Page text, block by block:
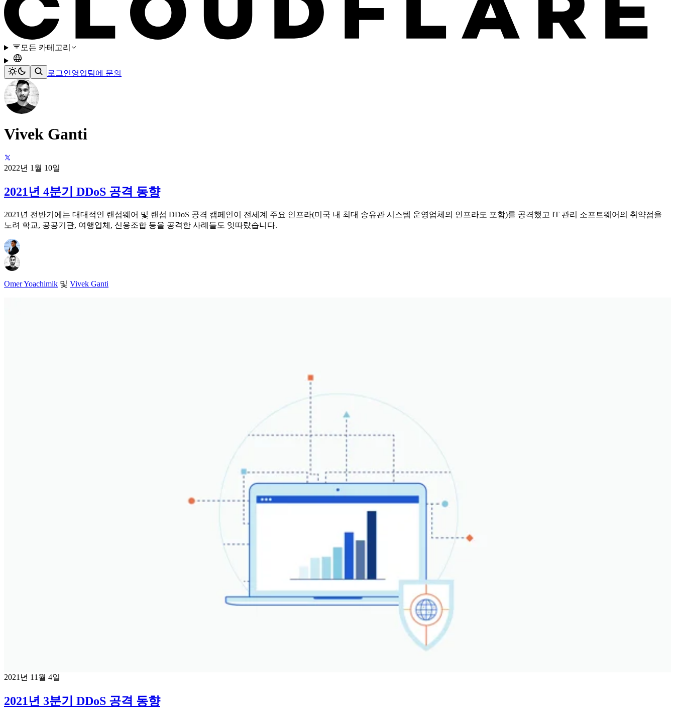
모든 카테고리
로그인영업팀에 문의
Vivek Ganti
2022년 1월 10일
2021년 4분기 DDoS 공격 동향
2021년 전반기에는 대대적인 랜섬웨어 및 랜섬 DDoS 공격 캠페인이 전세계 주요 인프라(미국 내 최대 송유관 시스템 운영업체의 인프라도 포함)를 공격했고 IT 관리 소프트웨어의 취약점을
노려 학교, 공공기관, 여행업체, 신용조합 등을 공격한 사례들도 잇따랐습니다.
Omer Yoachimik 및 Vivek Ganti
2021년 11월 4일
2021년 3분기 DDoS 공격 동향